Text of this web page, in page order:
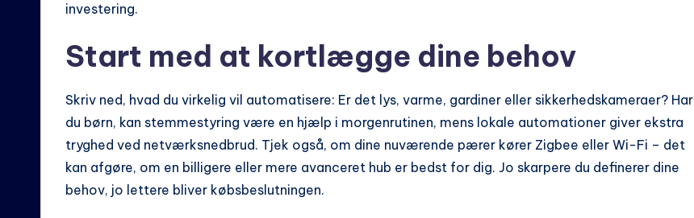
investering.
Start med at kortlægge dine behov
Skriv ned, hvad du virkelig vil automatisere: Er det lys, varme, gardiner eller sikkerhedskameraer? Har
du børn, kan stemmestyring være en hjælp i morgenrutinen, mens lokale automationer giver ekstra
tryghed ved netværksnedbrud. Tjek også, om dine nuværende pærer kører Zigbee eller Wi-Fi – det
kan afgøre, om en billigere eller mere avanceret hub er bedst for dig. Jo skarpere du definerer dine
behov, jo lettere bliver købsbeslutningen.